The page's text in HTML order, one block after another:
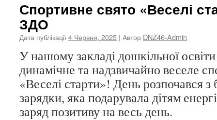
Спортивне свято «Веселі
ЗДО
Дата публікації4 Червня, 2025 | Автор DNZ46-Admin
У нашому закладі дошкільної
динамічне та надзвичайно веселе
«Веселі старти»! День розпочався з
зарядки, яка подарувала дітям
заряд позитиву на весь день.